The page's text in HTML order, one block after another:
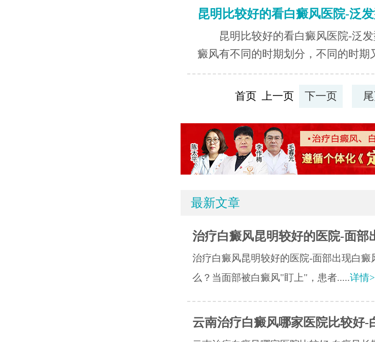
昆明比较好的看白癜风医院-泛
昆明比较好的看白癜风医院-泛发
癜风有不同的时期划分，不同的时期
首页 上一页 下一页
最新文章
治疗白癜风昆明较好的医院-面部
治疗白癜风昆明较好的医院-面部出现白
么？当面部被白癜风"盯上"，患者.....详情
云南治疗白癜风哪家医院比较好-